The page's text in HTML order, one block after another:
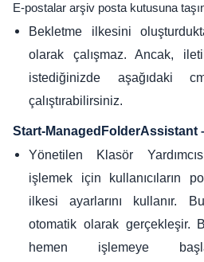
E-postalar arşiv posta kutusuna
Bekletme ilkesini
olarak çalışmaz. Ancak,
istediğinizde aşağıdaki
çalıştırabilirsiniz.
Start-ManagedFolderAssistant
Yönetilen Klasör
işlemek için kullanıcıların
ilkesi ayarlarını kullanır.
otomatik olarak gerçekleşir.
hemen işlemeye